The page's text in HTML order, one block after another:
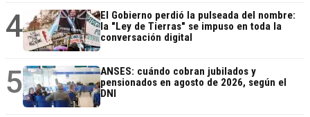
4
El Gobierno perdió la pulseada del nombre:
la "Ley de Tierras" se impuso en toda la
conversación digital
5
ANSES: cuándo cobran jubilados y
pensionados en agosto de 2026, según el
DNI